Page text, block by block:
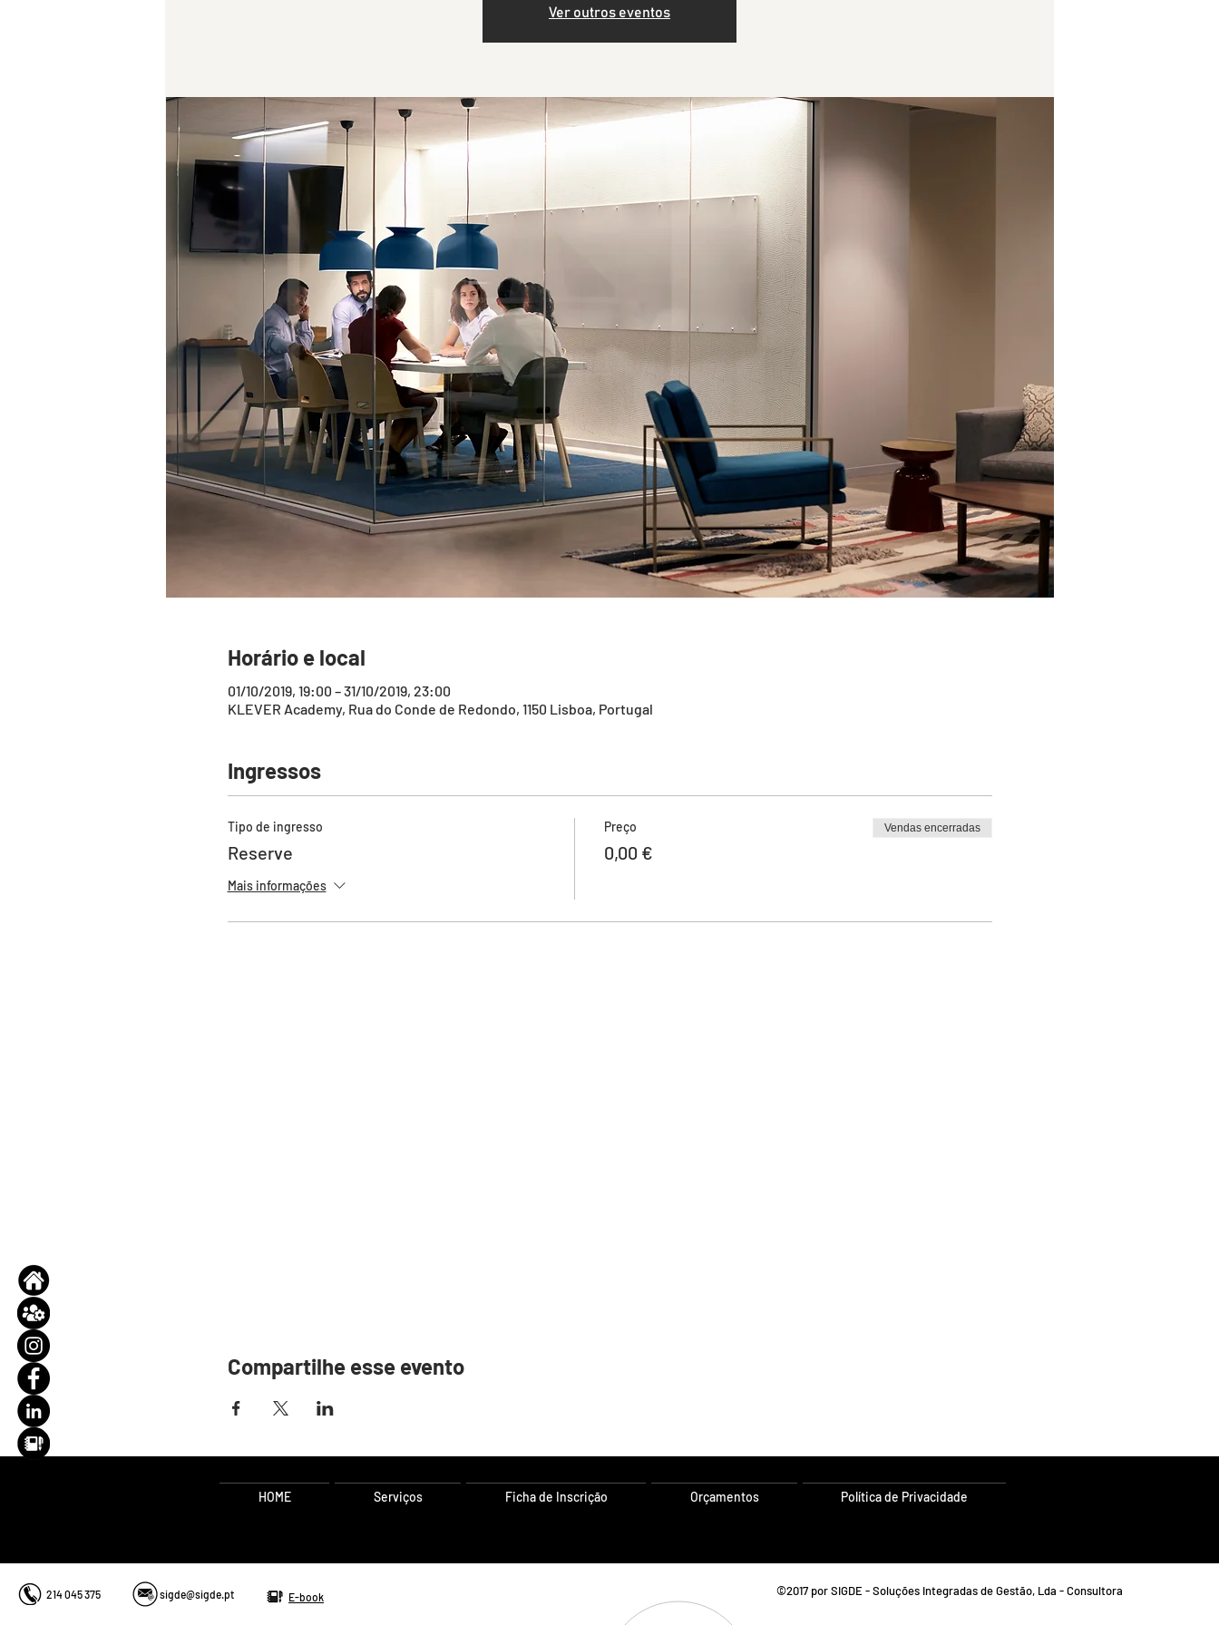
Ver outros eventos
Horário e local
01/10/2019, 19:00 – 31/10/2019, 23:00
KLEVER Academy, Rua do Conde de Redondo, 1150 Lisboa, Portugal
Ingressos
Tipo de ingresso
Reserve
Mais informações
Preço
0,00 €
Vendas encerradas
Compartilhe esse evento
HOME Serviços Ficha de Inscrição Orçamentos Política de Privacidade
214 045 375 sigde@sigde.pt E-book ©2017 por SIGDE - Soluções Integradas de Gestão, Lda - Consultora